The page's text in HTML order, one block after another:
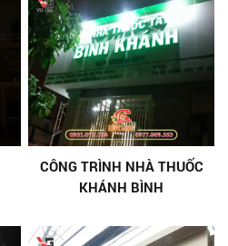
CÔNG TRÌNH NHÀ THUỐC
KHÁNH BÌNH